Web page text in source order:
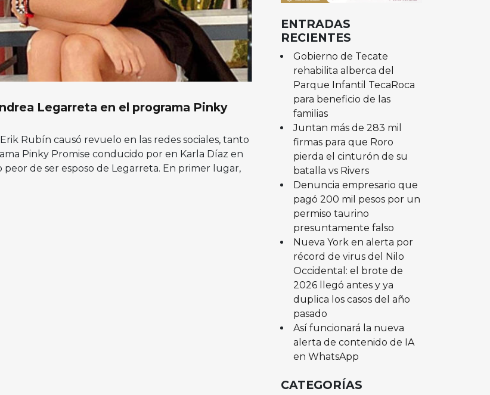
Legarreta en el programa Pinky
Rubín causó revuelo en las redes sociales, tanto
Pinky Promise conducido por en Karla Díaz en
de ser esposo de Legarreta. En primer lugar,
ENTRADAS
RECIENTES
Gobierno de Tecate
rehabilita alberca del
Parque Infantil TecaRoca
para beneficio de las
familias
Juntan más de 283 mil
firmas para que Roro
pierda el cinturón de su
batalla vs Rivers
Denuncia empresario que
pagó 200 mil pesos por un
permiso taurino
presuntamente falso
Nueva York en alerta por
récord de virus del Nilo
Occidental: el brote de
2026 llegó antes y ya
duplica los casos del año
pasado
Así funcionará la nueva
alerta de contenido de IA
en WhatsApp
CATEGORÍAS